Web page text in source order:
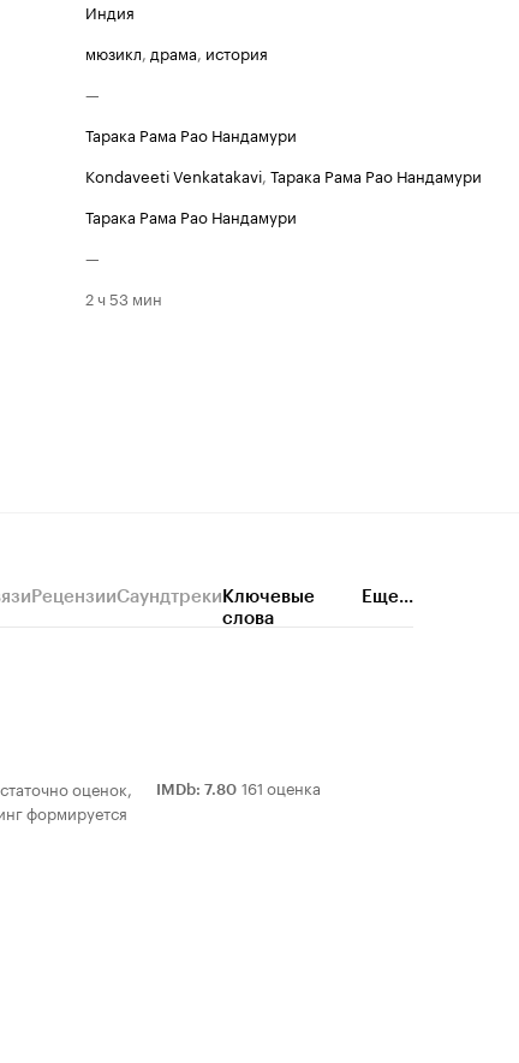
Индия
мюзикл, драма, история
—
Тарака Рама Рао Нандамури
Kondaveeti Venkatakavi, Тарака Рама Рао Нандамури
Тарака Рама Рао Нандамури
—
2 ч 53 мин
РецензииСаундтрекиКлючевые
слова
Еще...
оценок,
формируется
IMDb: 7.80 161 оценка